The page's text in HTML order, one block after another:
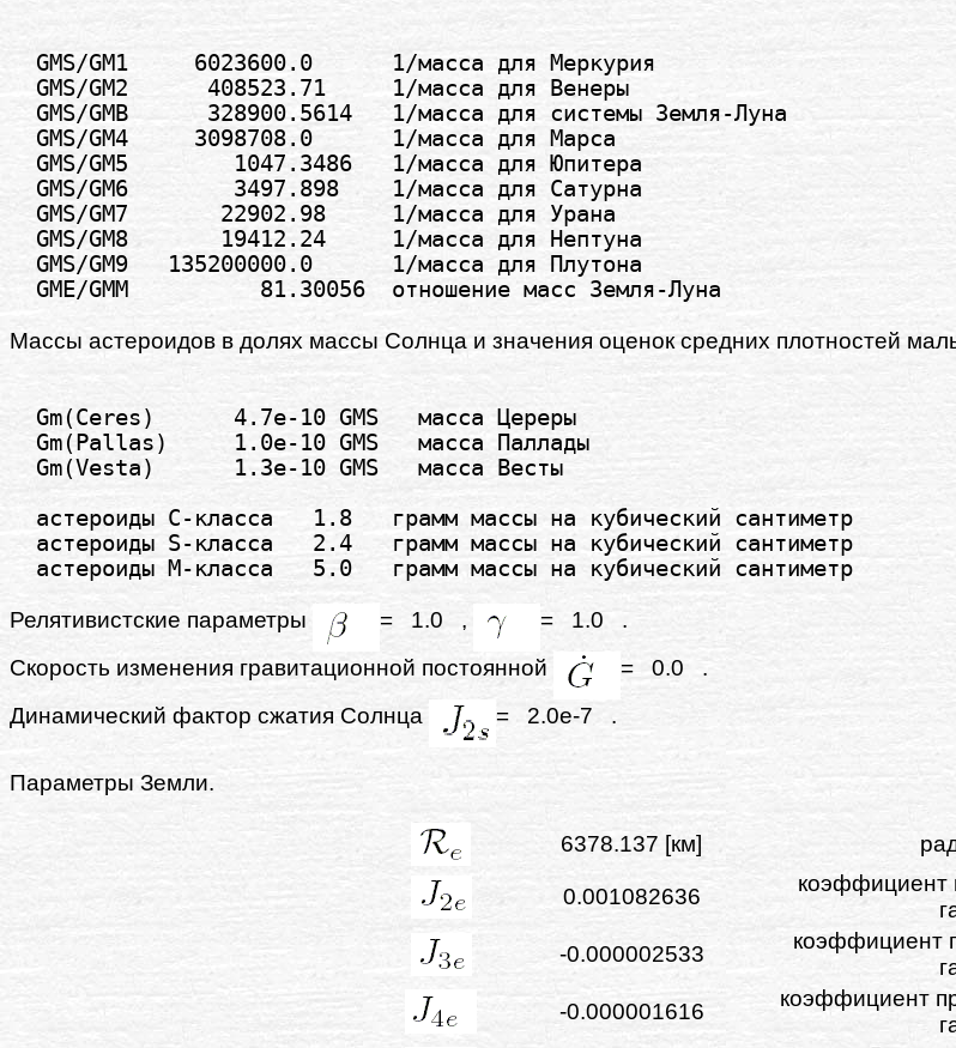
  GMS/GM1     6023600.0      1/масса для Меркурия
  GMS/GM2      408523.71     1/масса для Венеры
  GMS/GMB      328900.5614   1/масса для системы Земля-Луна
  GMS/GM4     3098708.0      1/масса для Марса
  GMS/GM5        1047.3486   1/масса для Юпитера
  GMS/GM6        3497.898    1/масса для Сатурна
  GMS/GM7       22902.98     1/масса для Урана
  GMS/GM8       19412.24     1/масса для Нептуна
  GMS/GM9   135200000.0      1/масса для Плутона
Массы астероидов в долях массы Солнца и значения оценок средних плотностей
  Gm(Ceres)      4.7e-10 GMS   масса Цереры
  Gm(Pallas)     1.0e-10 GMS   масса Паллады
  Gm(Vesta)      1.3e-10 GMS   масса Весты
  астероиды C-класса   1.8   грамм массы на кубический сантиметр
  астероиды S-класса   2.4   грамм массы на кубический сантиметр
Релятивистские параметры = 1.0 ,
= 1.0 .
Скорость изменения гравитационной постоянной
= 0.0 .
Динамический фактор сжатия Солнца
= 2.0e-7 .
Параметры Земли.
6378.137 [км]
0.001082636
коэффициент
-0.000002533
коэффициент
-0.000001616
коэффициент